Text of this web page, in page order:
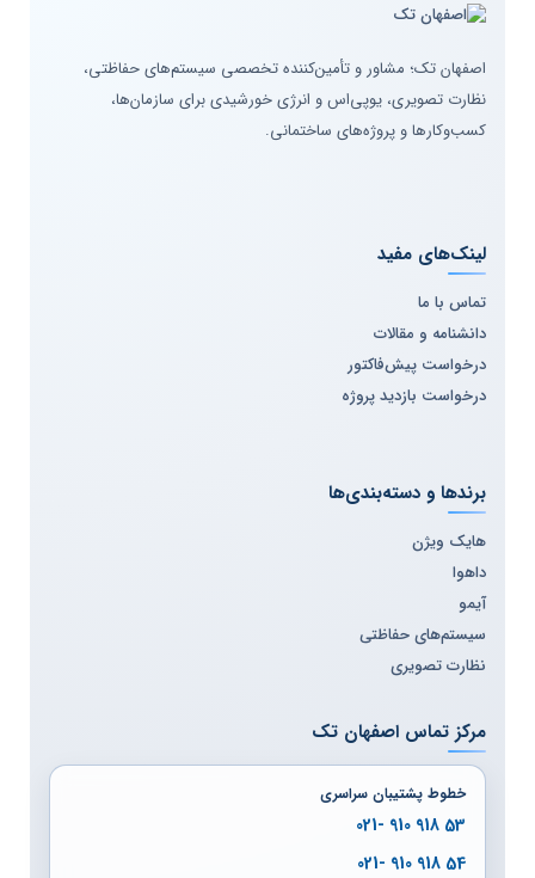
اصفهان تک؛ مشاور و تأمین‌کننده تخصصی سیستم‌های حفاظتی،
نظارت تصویری، یوپی‌اس و انرژی خورشیدی برای سازمان‌ها،
کسب‌وکارها و پروژه‌های ساختمانی.
لینک‌های مفید
تماس با ما
دانشنامه و مقالات
درخواست پیش‌فاکتور
درخواست بازدید پروژه
برندها و دسته‌بندی‌ها
هایک ویژن
داهوا
آیمو
سیستم‌های حفاظتی
نظارت تصویری
مرکز تماس اصفهان تک
خطوط پشتیبان سراسری
53 918 910 -021
54 918 910 -021